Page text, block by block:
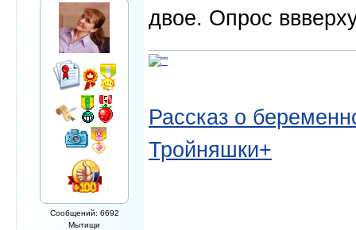
Сообщений: 6692
Мытищи
двое. Опрос
Рассказ о
Тройняшки+